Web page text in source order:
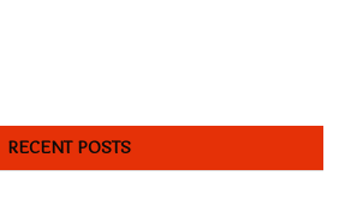
RECENT POSTS